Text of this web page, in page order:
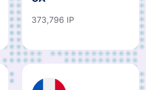
373,796 IP